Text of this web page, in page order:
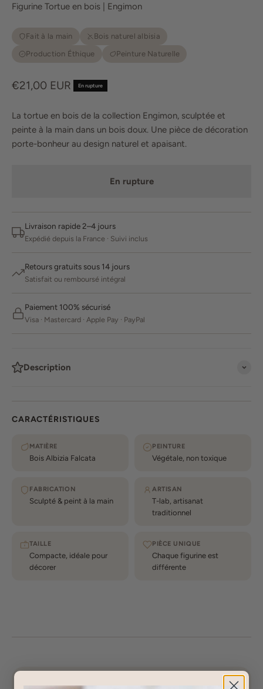
Figurine Tortue en bois | Engimon
Fait à la main
Bois naturel albisia
Production Éthique
Peinture Naturelle
Prix de vente
€21,00 EUR En rupture
La tortue en bois de la collection Engimon, sculptée et
peinte à la main dans un bois doux. Une pièce de décoration
porte-bonheur au design naturel et apaisant.
En rupture
Livraison rapide 2–4 jours
Expédié depuis la France · Suivi inclus
Retours gratuits sous 14 jours
Satisfait ou remboursé intégral
Paiement 100% sécurisé
Visa · Mastercard · Apple Pay · PayPal
Description
CARACTÉRISTIQUES
MATIÈRE
Bois Albizia Falcata
PEINTURE
Végétale, non toxique
FABRICATION
Sculpté & peint à la main
ARTISAN
T-lab, artisanat
traditionnel
TAILLE
Compacte, idéale pour
décorer
PIÈCE UNIQUE
Chaque figurine est
différente